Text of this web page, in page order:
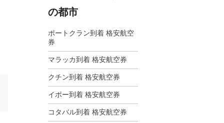
の都市
ポートクラン到着 格安航空
券
マラッカ到着 格安航空券
クチン到着 格安航空券
イポー到着 格安航空券
コタバル到着 格安航空券